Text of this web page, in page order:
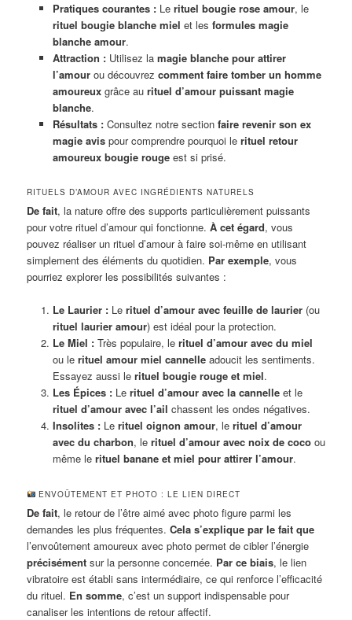
Pratiques courantes :Le rituel bougie rose amour, le
rituel bougie blanche miel et les formules magie
blanche amour.
Attraction :Utilisez la magie blanche pour attirer
l’amourou découvrez comment faire tomber un homme
amoureuxgrâce au rituel d’amour puissant magie
blanche.
Résultats :Consultez notre section faire revenir son ex
magie avispour comprendre pourquoi le rituel retour
amoureux bougie rougeest si prisé.
RITUELS D’AMOUR AVEC INGRÉDIENTS NATURELS
De fait, la nature offre des supports particulièrement puissants
pour votre rituel d’amour qui fonctionne.À cet égard, vous
pouvez réaliser un rituel d’amour à faire soi-même en utilisant
simplement des éléments du quotidien. Par exemple, vous
pourriez explorer les possibilités suivantes :
Le Laurier :Le rituel d’amour avec feuille de laurier(ou
rituel laurier amour) est idéal pour la protection.
Le Miel :Très populaire, le rituel d’amour avec du miel
ou le rituel amour miel cannelleadoucit les sentiments.
Essayez aussi le rituel bougie rouge et miel.
Les Épices :Le rituel d’amour avec la cannelleet le
rituel d’amour avec l’ail chassent les ondes négatives.
Insolites :Le rituel oignon amour, le rituel d’amour
avec du charbon, le rituel d’amour avec noix de cocoou
même le rituel banane et miel pour attirer l’amour.
ENVOÛTEMENT ET PHOTO : LE LIEN DIRECT
De fait, le retour de l’être aimé avec photo figure parmi les
demandes les plus fréquentes.Cela s’explique par le fait que
l’envoûtement amoureux avec photo permet de cibler l’énergie
précisément sur la personne concernée. Par ce biais, le lien
vibratoire est établi sans intermédiaire, ce qui renforce l’efficacité
du rituel. En somme, c’est un support indispensable pour
canaliser les intentions de retour affectif.